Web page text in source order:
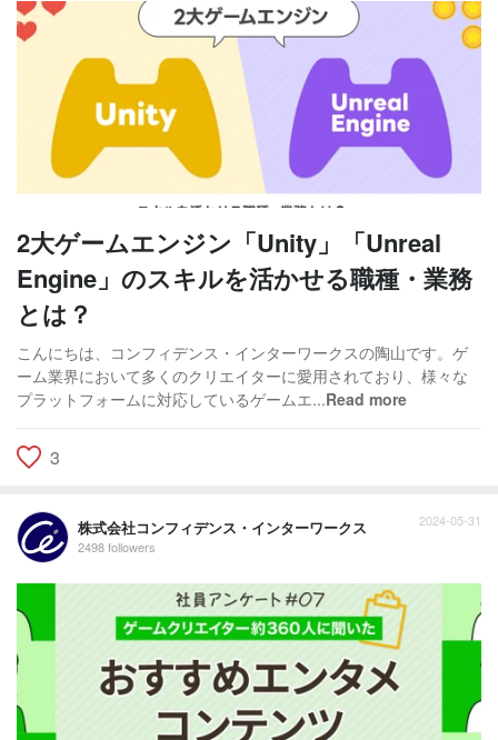
2大ゲームエンジン「Unity」「Unreal
Engine」のスキルを活かせる職種・業務
とは？
こんにちは、コンフィデンス・インターワークスの陶山です。ゲ
ーム業界において多くのクリエイターに愛用されており、様々な
プラットフォームに対応しているゲームエ...Read more
3
株式会社コンフィデンス・インターワークス
2498 followers
2024-05-31